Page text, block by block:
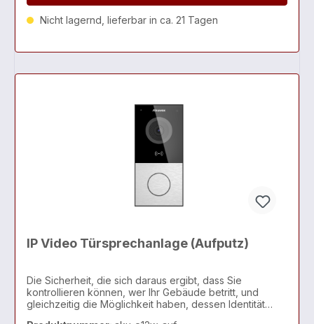
Nicht lagernd, lieferbar in ca. 21 Tagen
IP Video Türsprechanlage (Aufputz)
Die Sicherheit, die sich daraus ergibt, dass Sie
kontrollieren können, wer Ihr Gebäude betritt, und
gleichzeitig die Möglichkeit haben, dessen Identität